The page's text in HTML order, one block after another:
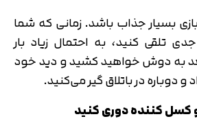
بسیار جذاب باشد. زمانی که شما
تلقی کنید، به احتمال زیاد بار
به دوش خواهید کشید و دید خود
دوباره در باتلاق گیر می‌کنید.
و کسل کننده دوری کنید